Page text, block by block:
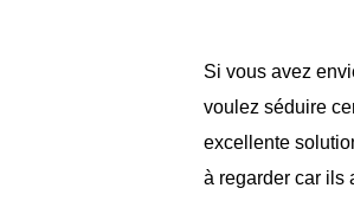
Si vous avez
voulez séduire
excellente
à regarder car ils